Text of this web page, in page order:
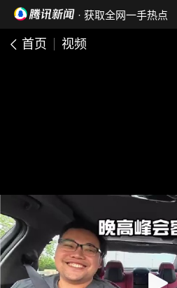
· 获取全网一手热点
首页 视频